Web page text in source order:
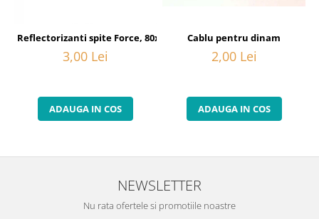
Reflectorizanti spite Force, 80x40 mm, orange
3,00 Lei
ADAUGA IN COS
Cablu pentru dinam
2,00 Lei
ADAUGA IN COS
NEWSLETTER
Nu rata ofertele si promotiile noastre